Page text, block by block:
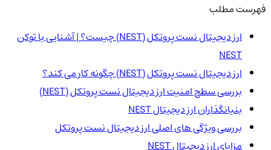
فهرست مطلب
ارز دیجیتال نست پروتکل (NEST) چیست؟ | آشنایی با توکن
NEST
ارز دیجیتال نست پروتکل (NEST) چگونه کار می کند؟
بررسی سطح امنیت ارز دیجیتال نست پروتکل (NEST)
بنیانگذاران ارز دیجیتال NEST
بررسی ویژگی های اصلی ارز دیجیتال نست پروتکل
مزایای ارز دیجیتال NEST